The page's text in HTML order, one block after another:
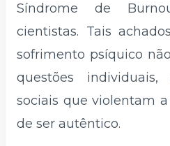
Síndrome de
cientistas. Tais
sofrimento psíquico
questões
sociais que violentam
de ser autêntico.